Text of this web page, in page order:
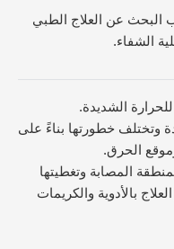
البحث عن العلاج الطبي
الشفاء.
الشديدة.
وتختلف خطورتها بناءً على
الحرق.
المصابة وتغطيتها
بالأدوية والكريمات